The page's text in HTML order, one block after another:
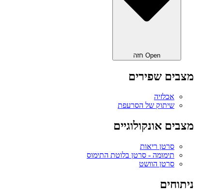
Open חזה
מצבים שפירים
אכלזיה
שיתוק של הסרעפת
מצבים אונקולוגיים
סרטן ריאות
תימומה - סרטן בלוטת התימוס
סרטן הוושט
ניתוחים